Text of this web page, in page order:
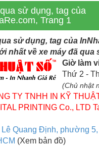
sử dụng, tag của
Trang 1
sử dụng, tag của
nhất về xe máy đã qua
Giờ làm
Thứ 2 -
(Chủ nhật
TY TNHH IN KỸ
PRINTING Co., LTD
Lê Quang Định, phường
(Xem bản đồ)